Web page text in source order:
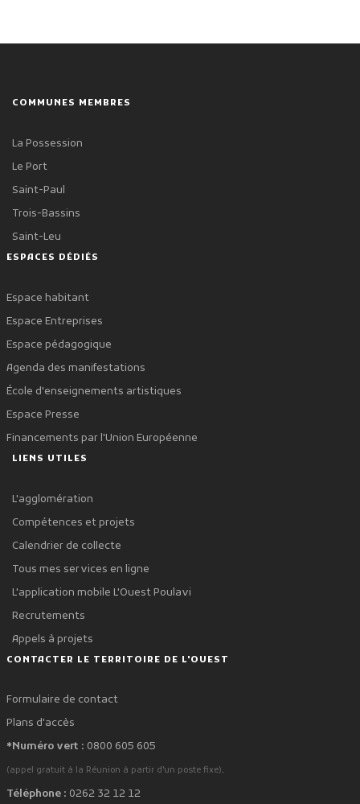
COMMUNES MEMBRES
La Possession
Le Port
Saint-Paul
Trois-Bassins
Saint-Leu
ESPACES DÉDIÉS
Espace habitant
Espace Entreprises
Espace pédagogique
Agenda des manifestations
École d'enseignements artistiques
Espace Presse
Financements par l'Union Européenne
LIENS UTILES
L'agglomération
Compétences et projets
Calendrier de collecte
Tous mes services en ligne
L'application mobile L'Ouest Poulavi
Recrutements
Appels à projets
CONTACTER LE TERRITOIRE DE L'OUEST
Formulaire de contact
Plans d'accès
*Numéro vert : 0800 605 605
(appel gratuit à la Réunion à partir d'un poste fixe).
Téléphone : 0262 32 12 12